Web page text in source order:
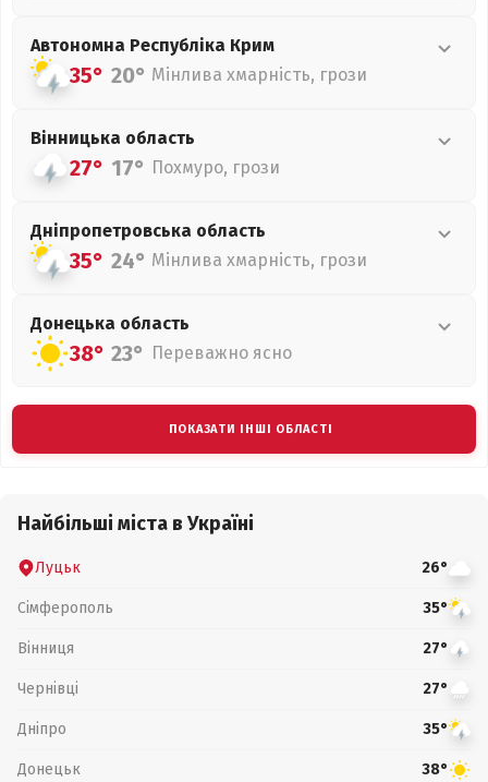
Автономна Республіка Крим
35° 20° Мінлива хмарність, грози
Вінницька область
27° 17° Похмуро, грози
Дніпропетровська область
35° 24° Мінлива хмарність, грози
Донецька область
38° 23° Переважно ясно
ПОКАЗАТИ ІНШІ ОБЛАСТІ
Найбільші міста в Україні
Луцьк 26°
Сімферополь 35°
Вінниця 27°
Чернівці 27°
Дніпро 35°
Донецьк 38°